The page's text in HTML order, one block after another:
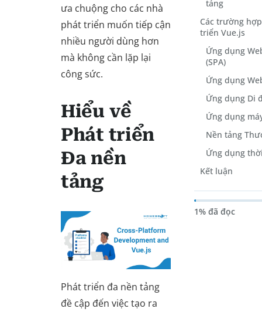
ưa chuộng cho các nhà
phát triển muốn tiếp cận
nhiều người dùng hơn
mà không cần lặp lại
công sức.
Hiểu về
Phát triển
Đa nền
tảng
Phát triển đa nền tảng
đề cập đến việc tạo ra
tảng
Các trường
triển Vue.js
Ứng dụng
(SPA)
Ứng dụng
Ứng dụng Di
Ứng dụng
Nền tảng
Ứng dụng
Kết luận
1% đã đọc